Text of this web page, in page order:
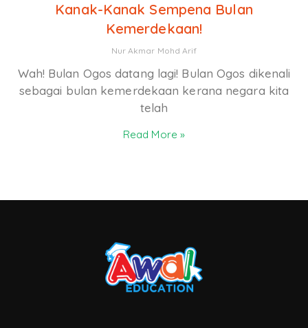
Kanak-Kanak Sempena Bulan
Kemerdekaan!
Nur Akmar Mohd Arif
Wah! Bulan Ogos datang lagi! Bulan Ogos dikenali
sebagai bulan kemerdekaan kerana negara kita
telah
Read More »